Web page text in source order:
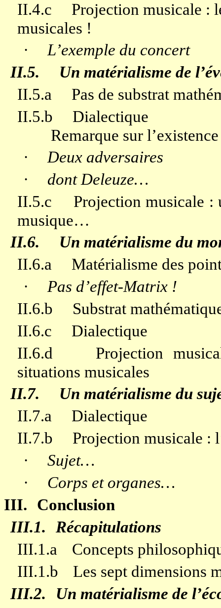
II.4.c
Projection musicale :
musicales !
·
L’exemple du concert
II.5.
Un matérialisme de
II.5.a
Pas de substrat
II.5.b
Dialectique
Remarque sur
·
Deux adversaires
·
dont Deleuze…
II.5.c
Projection musicale :
musique…
II.6.
Un matérialisme du
II.6.a
Matérialisme des
·
Pas d’effet-Matrix !
II.6.b
Substrat
II.6.c
Dialectique
II.6.d
Projection
situations musicales
II.7.
Un matérialisme du
II.7.a
Dialectique
II.7.b
Projection musicale :
·
Sujet…
·
Corps et organes…
III.
Conclusion
III.1.
Récapitulations
III.1.a
Concepts
III.1.b
Les sept dimensions
III.2.
Un matérialisme de